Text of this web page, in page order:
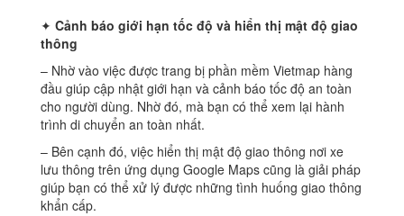
✦ Cảnh báo giới hạn tốc độ và hiển thị mật độ giao
thông
– Nhờ vào việc được trang bị phần mềm Vietmap hàng
đầu giúp cập nhật giới hạn và cảnh báo tốc độ an toàn
cho người dùng. Nhờ đó, mà bạn có thể xem lại hành
trình di chuyển an toàn nhất.
– Bên cạnh đó, việc hiển thị mật độ giao thông nơi xe
lưu thông trên ứng dụng Google Maps cũng là giải pháp
giúp bạn có thể xử lý được những tình huống giao thông
khẩn cấp.